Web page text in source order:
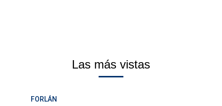
Las más vistas
FORLÁN